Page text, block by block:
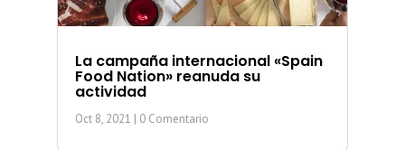
La campaña internacional «Spain
Food Nation» reanuda su
actividad
Oct 8, 2021 | 0 Comentario